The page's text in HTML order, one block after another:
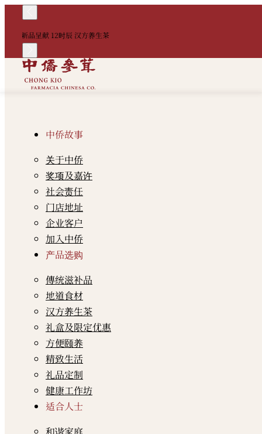
新品呈献 12时辰 汉方养生茶
中侨故事
关于中侨
奖项及嘉许
社会责任
门店地址
企业客户
加入中侨
产品选购
傳统滋补品
地道食材
汉方养生茶
礼盒及限定优惠
方便颐养
精致生活
礼品定制
健康工作坊
适合人士